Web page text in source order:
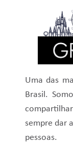
Uma das
Brasil.
sempre dar
pessoas.